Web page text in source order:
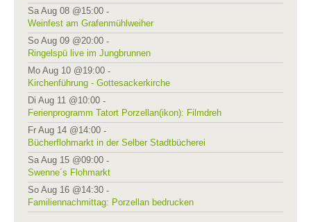
Sa Aug 08 @15:00 -
Weinfest am Grafenmühlweiher
So Aug 09 @20:00 -
Ringelspü live im Jungbrunnen
Mo Aug 10 @19:00 -
Kirchenführung - Gottesackerkirche
Di Aug 11 @10:00 -
Ferienprogramm Tatort Porzellan(ikon): Filmdreh
Fr Aug 14 @14:00 -
Bücherflohmarkt in der Selber Stadtbücherei
Sa Aug 15 @09:00 -
Swenne´s Flohmarkt
So Aug 16 @14:30 -
Familiennachmittag: Porzellan bedrucken